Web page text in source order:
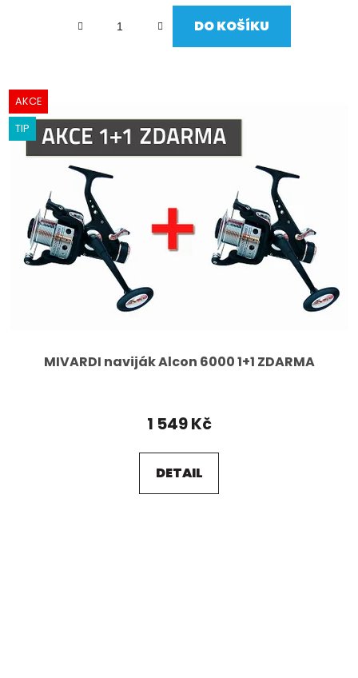
DO KOŠÍKU
AKCE
TIP
MIVARDI naviják Alcon 6000 1+1 ZDARMA
1 549 Kč
DETAIL